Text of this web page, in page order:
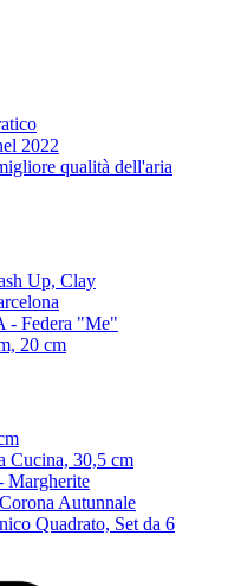
2022
qualità dell'aria
Up, Clay
- Federa "Me"
20 cm
Cucina, 30,5 cm
Margherite
Autunnale
Quadrato, Set da 6